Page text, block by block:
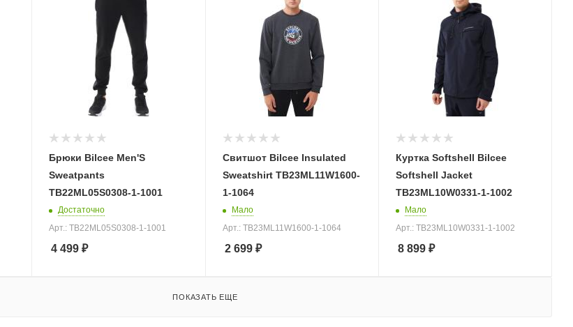
Брюки Bilcee Men'S
Sweatpants
TB22ML05S0308-1-1001
Достаточно
Арт.: TB22ML05S0308-1-1001
4 499 ₽
Свитшот Bilcee Insulated
Sweatshirt TB23ML11W1600-
1-1064
Мало
Арт.: TB23ML11W1600-1-1064
2 699₽
Куртка Softshell Bilcee
Softshell Jacket
TB23ML10W0331-1-1002
Мало
Арт.: TB23ML10W0331-1-1002
8 899₽
ПОКАЗАТЬ ЕЩЕ